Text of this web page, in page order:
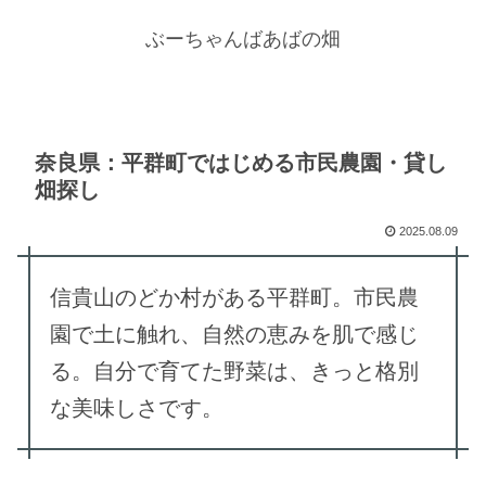
ぶーちゃんばあばの畑
奈良県：平群町ではじめる市民農園・貸し
畑探し
2025.08.09
信貴山のどか村がある平群町。市民農
園で土に触れ、自然の恵みを肌で感じ
る。自分で育てた野菜は、きっと格別
な美味しさです。